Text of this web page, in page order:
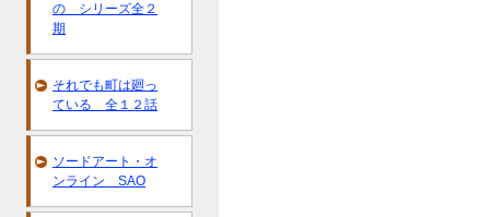
の シリーズ全２
期
それでも町は廻っ
ている 全１２話
ソードアート・オ
ンライン SAO